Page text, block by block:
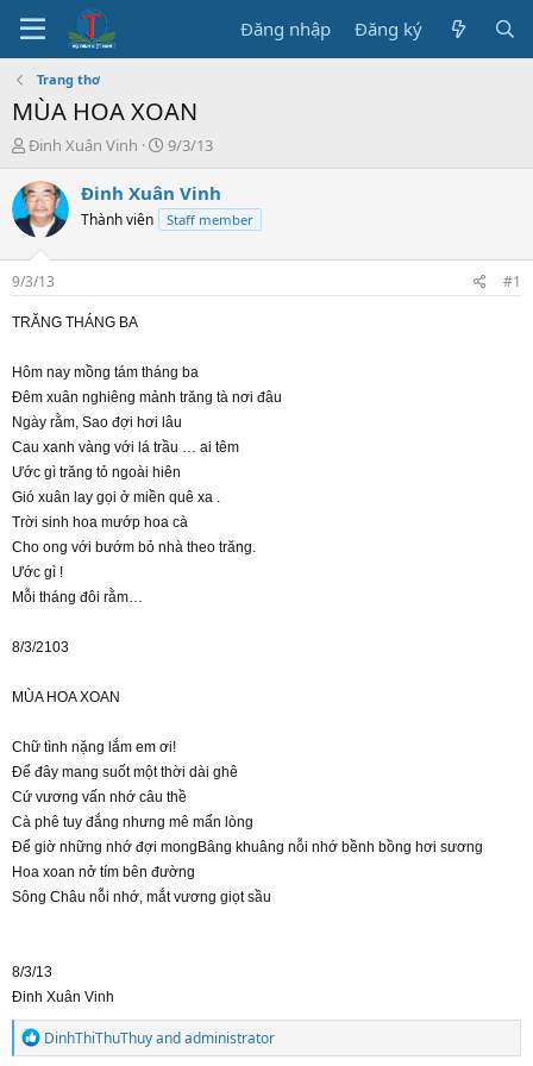
Đăng nhập Đăng ký
Trang thơ
MÙA HOA XOAN
T
r
e
a
s
t
a
e
r
Đinh Xuân Vinh
N
à
y
b
9/3/13
Đinh Xuân Vinh
Thành viên Staff member
9/3/13 #1
TRĂNG THÁNG BA
Hôm nay mồng tám tháng ba
Đêm xuân nghiêng mảnh trăng tà nơi đâu
Ngày rằm, Sao đợi hơi lâu
Cau xanh vàng với lá trầu … ai têm
Ước gì trăng tỏ ngoài hiên
Gió xuân lay gọi ở miền quê xa .
Trời sinh hoa mướp hoa cà
Cho ong với bướm bỏ nhà theo trăng.
Ước gì !
Mỗi tháng đôi rằm…
8/3/2103
MÙA HOA XOAN
Chữ tình nặng lắm em ơi!
Để đây mang suốt một thời dài ghê
Cứ vương vấn nhớ câu thề
Cà phê tuy đắng nhưng mê mẩn lòng
Để giờ những nhớ đợi mongBâng khuâng nỗi nhớ bềnh bồng hơi sương
Hoa xoan nở tím bên đường
Sông Châu nỗi nhớ, mắt vương giọt sầu
8/3/13
Đinh Xuân Vinh
R
e
DinhThiThuThuyandadministrator